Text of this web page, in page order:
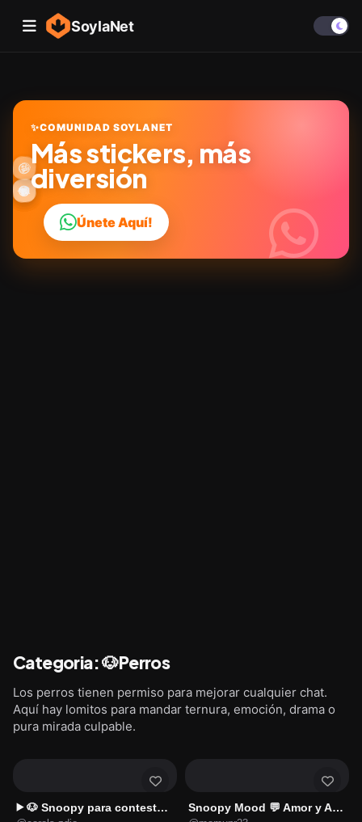
SoylaNet
✨COMUNIDAD SOYLANET
Más stickers, más
diversión
Únete Aquí!
😎
😂
🔥
💬
❤️
✨
🤩
😜
Categoria:🐶Perros
Los perros tienen permiso para mejorar cualquier chat.
Aquí hay lomitos para mandar ternura, emoción, drama o
pura mirada culpable.
▶️ 🐶 Snoopy para contestar 🗨️📱 Snoopy Mood 💬 Amor y Amistad 🐾